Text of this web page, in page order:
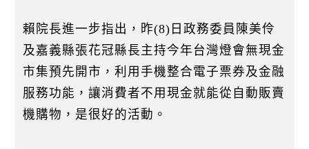
賴院長進一步指出，昨(8)日政務委員陳美伶
及嘉義縣張花冠縣長主持今年台灣燈會無現金
市集預先開市，利用手機整合電子票券及金融
服務功能，讓消費者不用現金就能從自動販賣
機購物，是很好的活動。